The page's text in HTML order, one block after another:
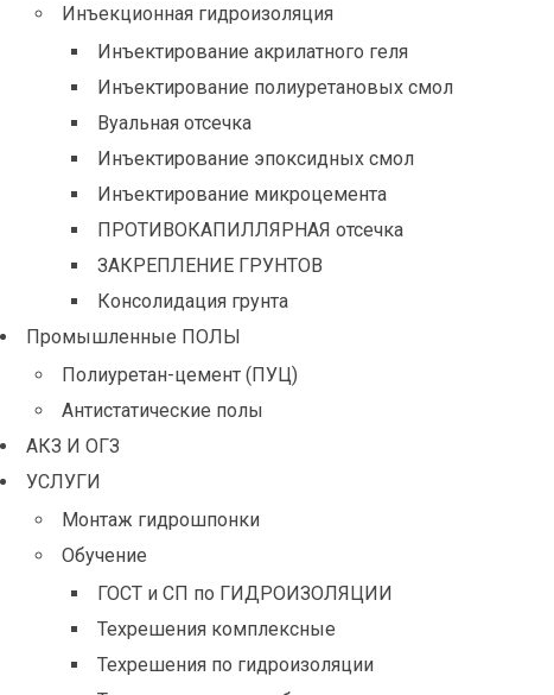
Инъекционная гидроизоляция
Инъектирование акрилатного геля
Инъектирование полиуретановых смол
Вуальная отсечка
Инъектирование эпоксидных смол
Инъектирование микроцемента
ПРОТИВОКАПИЛЛЯРНАЯ отсечка
ЗАКРЕПЛЕНИЕ ГРУНТОВ
Консолидация грунта
Промышленные ПОЛЫ
Полиуретан-цемент (ПУЦ)
Антистатические полы
АКЗ И ОГЗ
УСЛУГИ
Монтаж гидрошпонки
Обучение
ГОСТ и СП по ГИДРОИЗОЛЯЦИИ
Техрешения комплексные
Техрешения по гидроизоляции